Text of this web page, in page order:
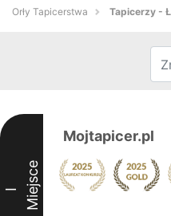
Orły Tapicerstwa Tapicerzy -
I Miejsce
Mojtapicer.pl